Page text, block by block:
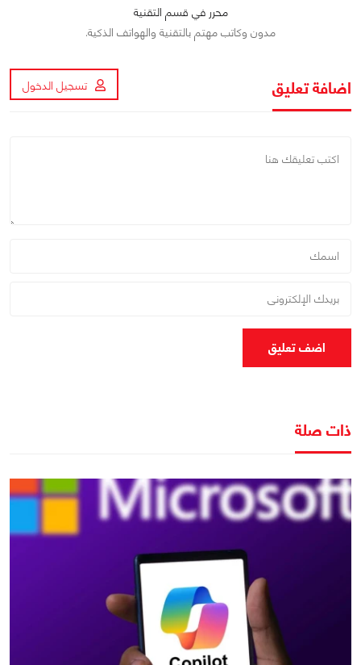
محرر في قسم التقنية
مدون وكاتب مهتم بالتقنية والهواتف الذكية.
اضافة تعليق تسجيل الدخول
اضف تعليق
ذات صلة